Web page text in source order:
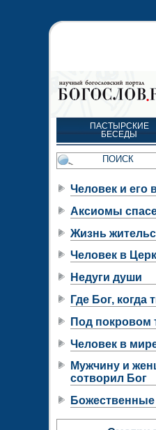
ПАСТЫРСКИЕ
БЕСЕДЫ
Человек и его
Аксиомы
Жизнь
Человек в
Недуги души
Где Бог, когда
Под покровом
Человек в
Мужчину и
сотворил Бог